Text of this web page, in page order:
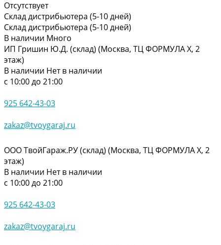
Отсутствует
Склад дистрибьютера (5-10 дней)
Склад дистрибьютера (5-10 дней)
В наличии Много
ИП Гришин Ю.Д. (склад) (Москва, ТЦ ФОРМУЛА Х, 2
этаж)
В наличии Нет в наличии
с 10:00 до 21:00
925 642-43-03
zakaz@tvoygaraj.ru
ООО ТвойГараж.РУ (склад) (Москва, ТЦ ФОРМУЛА Х, 2
этаж)
В наличии Нет в наличии
с 10:00 до 21:00
925 642-43-03
zakaz@tvoygaraj.ru